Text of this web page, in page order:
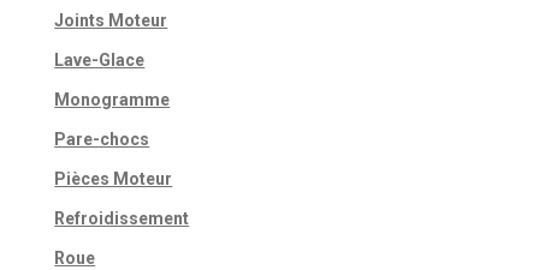
Joints Moteur
Lave-Glace
Monogramme
Pare-chocs
Pièces Moteur
Refroidissement
Roue